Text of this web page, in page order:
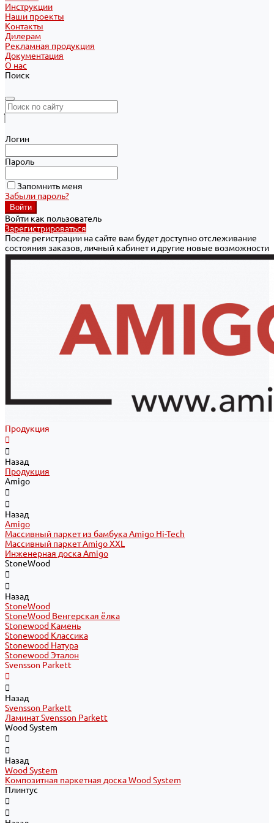
Инструкции
Наши проекты
Контакты
Дилерам
Рекламная продукция
Документация
О нас
Поиск
Логин
Пароль
Запомнить меня
Забыли пароль?
Войти как пользователь
Зарегистрироваться
После регистрации на сайте вам будет доступно отслеживание
состояния заказов, личный кабинет и другие новые возможности
Продукция
Назад
Продукция
Amigo
Назад
Amigo
Массивный паркет из бамбука Amigo Hi-Tech
Массивный паркет Amigo XXL
Инженерная доска Amigo
StoneWood
Назад
StoneWood
StoneWood Венгерская ёлка
Stonewood Камень
Stonewood Классика
Stonewood Натура
Stonewood Эталон
Svensson Parkett
Назад
Svensson Parkett
Ламинат Svensson Parkett
Wood System
Назад
Wood System
Композитная паркетная доска Wood System
Плинтус